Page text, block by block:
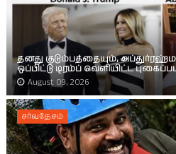
தனது குடும்பத்தையும்,
ஒப்பிட்டு டிரம்ப் வெளியிட்ட
August 09, 2026
சர்வதேசம்